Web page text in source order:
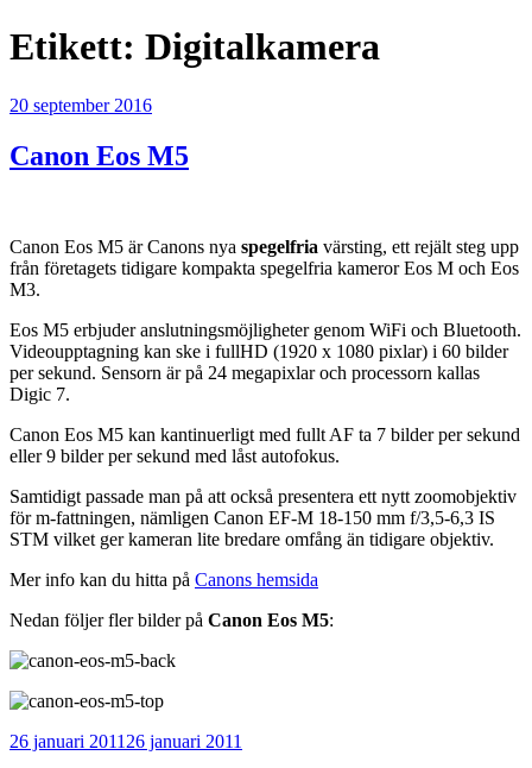
Etikett: Digitalkamera
Publicerat
20 september 2016
Canon Eos M5
Canon Eos M5 är Canons nya spegelfria värsting, ett rejält steg upp
från företagets tidigare kompakta spegelfria kameror Eos M och Eos
M3.
Eos M5 erbjuder anslutningsmöjligheter genom WiFi och Bluetooth.
Videoupptagning kan ske i fullHD (1920 x 1080 pixlar) i 60 bilder
per sekund. Sensorn är på 24 megapixlar och processorn kallas
Digic 7.
Canon Eos M5 kan kantinuerligt med fullt AF ta 7 bilder per sekund
eller 9 bilder per sekund med låst autofokus.
Samtidigt passade man på att också presentera ett nytt zoomobjektiv
för m-fattningen, nämligen Canon EF-M 18-150 mm f/3,5-6,3 IS
STM vilket ger kameran lite bredare omfång än tidigare objektiv.
Mer info kan du hitta på Canons hemsida
Nedan följer fler bilder på Canon Eos M5:
Publicerat
26 januari 2011 26 januari 2011